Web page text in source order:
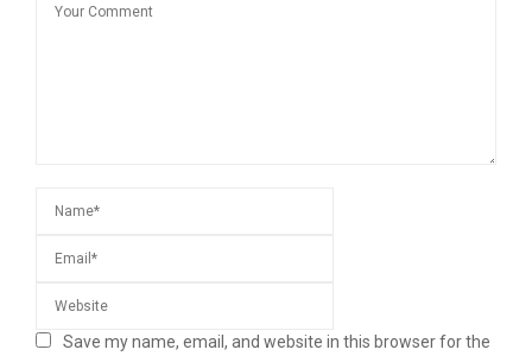
Save my name, email, and website in this browser for the